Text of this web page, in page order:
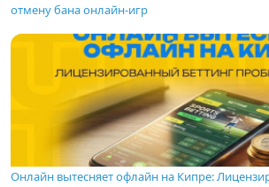
отмену бана онлайн-игр
Онлайн вытесняет офлайн на Кипре: